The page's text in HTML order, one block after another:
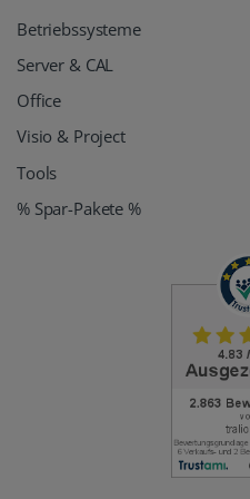
Betriebssysteme
Server & CAL
Office
Visio & Project
Tools
% Spar-Pakete %